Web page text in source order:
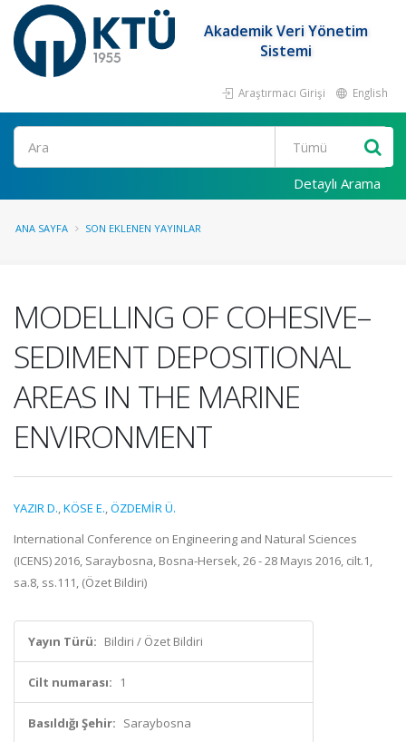
Akademik Veri Yönetim
Sistemi
Araştırmacı Girişi English
Ara
Detaylı Arama
ANA SAYFA SON EKLENEN YAYINLAR
MODELLING OF COHESIVE–
SEDIMENT DEPOSITIONAL
AREAS IN THE MARINE
ENVIRONMENT
YAZIR D.,KÖSE E.,ÖZDEMİR Ü.
International Conference on Engineering and Natural Sciences
(ICENS) 2016, Saraybosna, Bosna-Hersek, 26 - 28 Mayıs 2016, cilt.1,
sa.8, ss.111, (Özet Bildiri)
Yayın Türü: Bildiri / Özet Bildiri
Cilt numarası: 1
Basıldığı Şehir: Saraybosna